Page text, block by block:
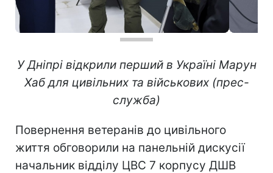
У Дніпрі відкрили перший в Україні Марун
Хаб для цивільних та військових (прес-
служба)
Повернення ветеранів до цивільного
життя обговорили на панельній дискусії
начальник відділу ЦВС 7 корпусу ДШВ